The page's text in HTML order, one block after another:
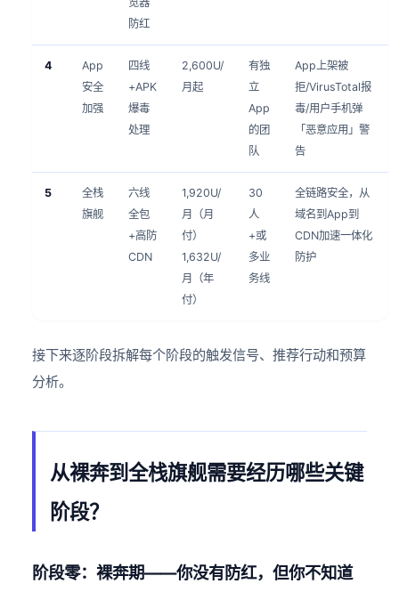
防红
4
App
安全
加强
四线
+APK
爆毒
处理
2,600U/
月起
有独
立
App
的团
队
App上架被
拒/VirusTotal报
毒/用户手机弹
「恶意应用」警
告
5
全栈
旗舰
六线
全包
+高防
CDN
1,920U/
月（月
付）
1,632U/
月（年
付）
30
人
+或
多业
务线
全链路安全，从
域名到App到
CDN加速一体化
防护
接下来逐阶段拆解每个阶段的触发信号、推荐行动和预算
分析。
从裸奔到全栈旗舰需要经历哪些关键
阶段？
阶段零：裸奔期——你没有防红，但你不知道